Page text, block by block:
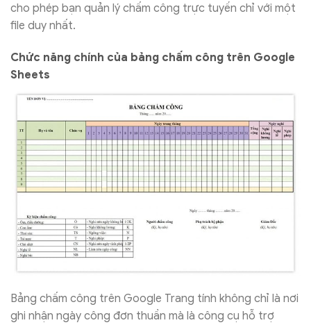
cho phép bạn quản lý chấm công trực tuyến chỉ với một
file duy nhất.
Chức năng chính của bảng chấm công trên Google
Sheets
Bảng chấm công trên Google Trang tính không chỉ là nơi
ghi nhận ngày công đơn thuần mà là công cụ hỗ trợ